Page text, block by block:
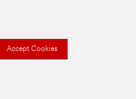
Accept Cookies